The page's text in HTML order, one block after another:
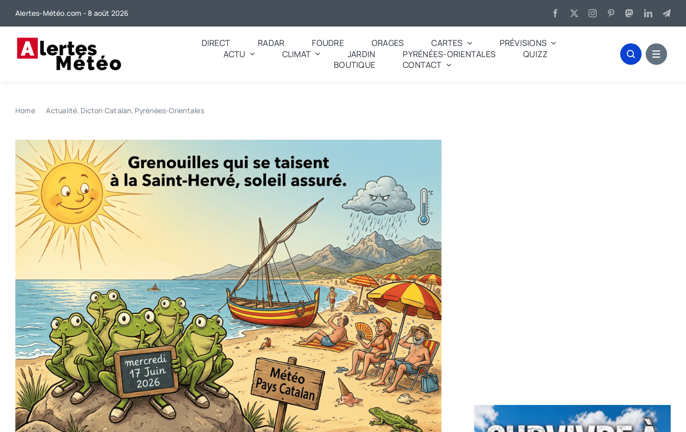
contenu
Alertes-Météo.com - 8 août 2026
DIRECT RADAR FOUDRE ORAGES CARTES
PRÉVISIONS
ACTU
CLIMAT JARDIN PYRÉNÉES-ORIENTALES
QUIZZ
BOUTIQUE
CONTACT
Home Actualité Dicton Catalan Pyrénées-Orientales